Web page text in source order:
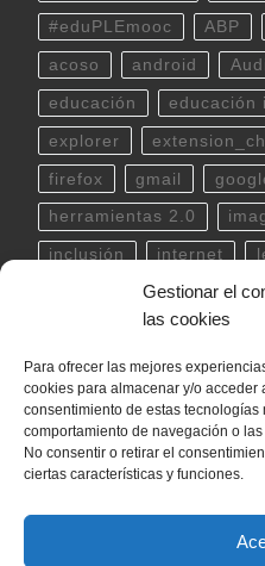
Gestionar el
las cookies
Para ofrecer las mejores
cookies para almacenar y/o acceder
consentimiento de estas tecnologías
comportamiento de navegación o
No consentir o retirar el
ciertas características y funciones.
#eduPLEmooc ABP
acoso android
educación educación
explorer
firefox gmail
herramientas 2.0
inclusión internet
linux
powerpoint scratch
teclado Telegram
ubuntu video
word YouTube